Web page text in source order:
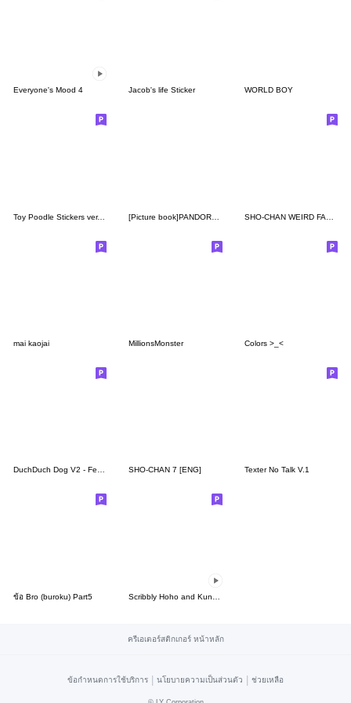
Everyone's Mood 4 Jacob's life Sticker WORLD BOY
Toy Poodle Stickers ver.1.2
mai kaojai MillionsMonster Colors >_<
DuchDuch Dog V2 - Festive Holiday SHO-CHAN 7 [ENG] Texter No Talk V.1
ข้อ Bro (buroku) Part5
ครีเอเตอร์สติกเกอร์ หน้าหลัก
ข้อกำหนดการใช้บริการ | นโยบายความเป็นส่วนตัว | ช่วยเหลือ